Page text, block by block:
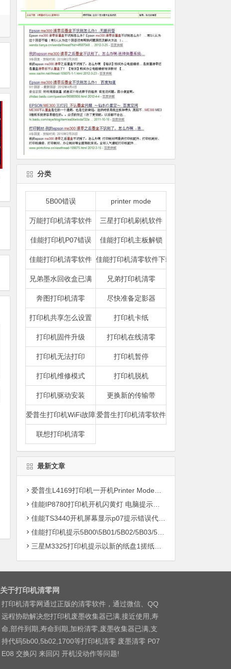
分类
5B00错误 printer mode
万能打印机清零软件 三星打印机刷机软件
佳能打印机P07错误 佳能打印机主板解锁
佳能打印机清零软件 佳能打印机清零软件下载
兄弟墨水回收盒已满 兄弟打印机清零
奔图打印机清零 尽快准备定影器
打印机共享怎么设置 打印机卡纸
打印机固件升级 打印机在线清零
打印机无法打印 打印机暂停
打印机维修模式 打印机脱机
打印机驱动安装 更换新的传输带
爱普生打印机WiFi故障爱普生打印机清零软件
联想打印机清零
最新文章
爱普生L4169打印机一开机Printer Mode故障主板维修
佳能IP8780打印机开机闪黄灯 电脑提示错误5B00快速解决方案清零
佳能TS3440开机屏幕显示p07提示错误代码5B00快速解决方案 清零
佳能打印机提示5B00\5B01/5B02/5B03/5B04/5B11/5B12/5B13/5B14/1700/1702/1703/1704
三星M3325打印机提示以新的纸盘1搓纸轮进行更换
关于打印机清零网
打印机清零网通过正版的清零软件，通过微信、QQ
远程协助解决您打印机废墨收集器已满,接近使用,寿
命,部件到期,寿命到期,加粉清零,废墨收集器已满,支
持代码5b00,5b02,1700等打印机清零 废墨清零 P07
E08 交换闪 来回闪 开机没动作等问题!